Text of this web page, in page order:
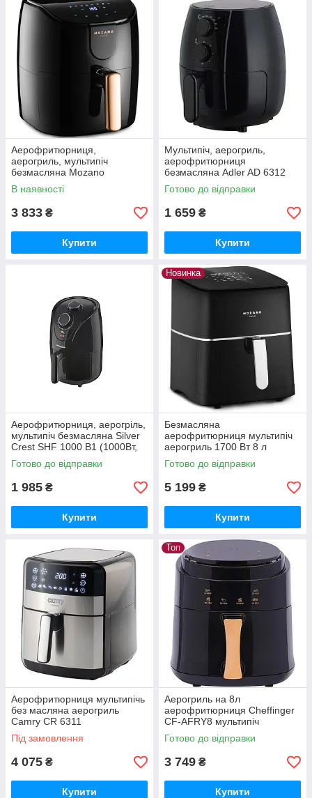
Аерофритюрниця,
аерогриль, мультипіч
безмасляна Mozano
AGD/FRY/01#ZLO (1500 Вт, 4
л, 8 авто програм)
В наявності
3 833 ₴
Купити
Мультипіч, аерогриль,
аерофритюрниця
безмасляна Adler AD 6312
(2,5 л, 1600 Вт, чорна)
Готово до відправки
1 659 ₴
Купити
Аерофритюрниця, аерогріль,
мультипіч безмасляна Silver
Crest SHF 1000 B1 (1000Вт,
1.6л)
Готово до відправки
1 985 ₴
Купити
Новинка
Безмасляна
аерофритюрниця мультипіч
аерогриль 1700 Вт 8 л
відкладений старт Mozano
AGD/FRY/02#SRE
Готово до відправки
5 199 ₴
Купити
Аерофритюрниця мультипічь
без масляна аерогриль
Camry CR 6311
Під замовлення
4 075 ₴
Купити
Топ
Аерогриль на 8л
аерофритюрниця Cheffinger
CF-AFRY8 мультипіч
безмасляна сенсорне
управління
Готово до відправки
3 749 ₴
Купити